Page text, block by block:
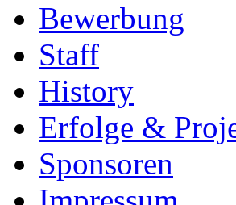
Bewerbung
Staff
History
Erfolge &
Sponsoren